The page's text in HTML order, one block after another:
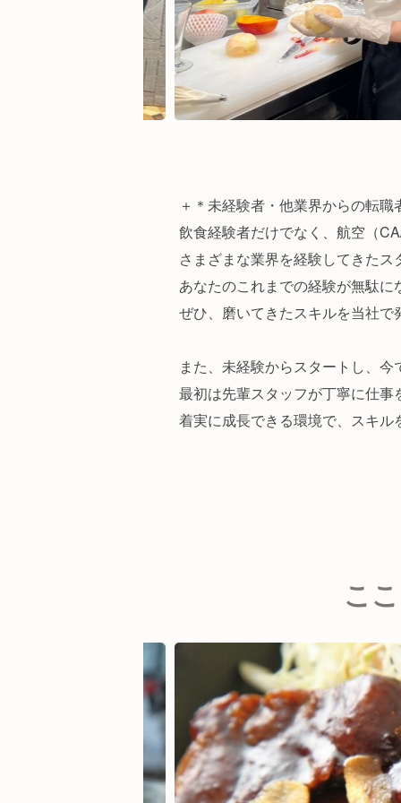
＋＊未経験者・他業界からの転
飲食経験者だけでなく、航空（
さまざまな業界を経験してきた
あなたのこれまでの経験が無駄
ぜひ、磨いてきたスキルを当社で
また、未経験からスタートし、
最初は先輩スタッフが丁寧に仕事
着実に成長できる環境で、スキ
こ